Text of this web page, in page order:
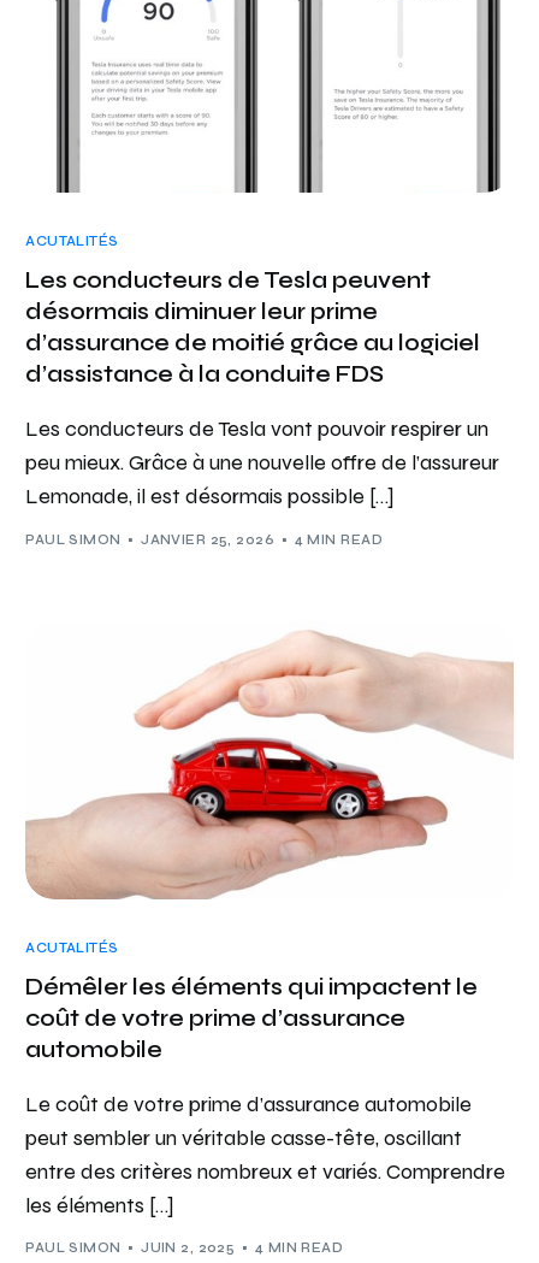
ACUTALITÉS
Les conducteurs de Tesla peuvent
désormais diminuer leur prime
d’assurance de moitié grâce au logiciel
d’assistance à la conduite FDS
Les conducteurs de Tesla vont pouvoir respirer un
peu mieux. Grâce à une nouvelle offre de l’assureur
Lemonade, il est désormais possible […]
PAUL SIMON JANVIER 25, 2026 4 MIN READ
ACUTALITÉS
Démêler les éléments qui impactent le
coût de votre prime d’assurance
automobile
Le coût de votre prime d’assurance automobile
peut sembler un véritable casse-tête, oscillant
entre des critères nombreux et variés. Comprendre
les éléments […]
PAUL SIMON JUIN 2, 2025 4 MIN READ